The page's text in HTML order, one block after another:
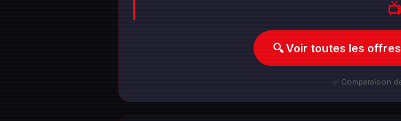
🔍 Voir toutes les
✅ Comparaison